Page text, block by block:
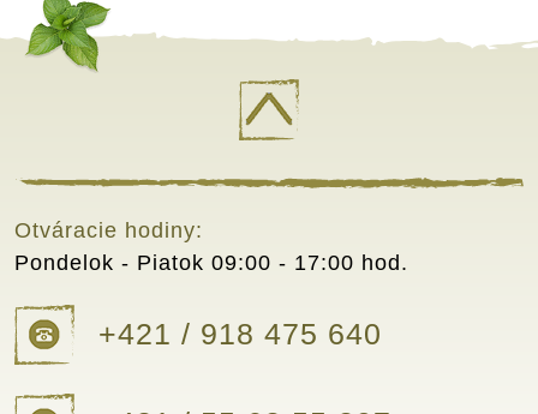
+421 / 918 475 640
Otváracie hodiny:
Pondelok - Piatok 09:00 - 17:00 hod.